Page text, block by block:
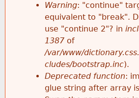
Warning: "continue"
equivalent to "break".
use "continue 2"? in
1387 of
/var/www/
cludes/bootstrap.inc).
Deprecated function:
glue string after array